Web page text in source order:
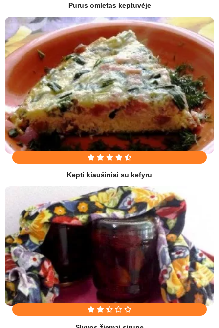
Purus omletas keptuvėje
Kepti kiaušiniai su kefyru